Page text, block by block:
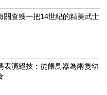
關查獲一把14世紀的精美武士
表演絕技：從餵鳥器為兩隻幼